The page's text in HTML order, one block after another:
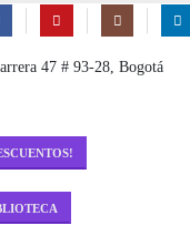
47 # 93-28, Bogotá